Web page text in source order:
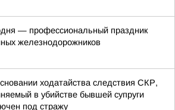
— профессиональный праздник
железнодорожников
ходатайства следствия СКР,
в убийстве бывшей супруги
под стражу